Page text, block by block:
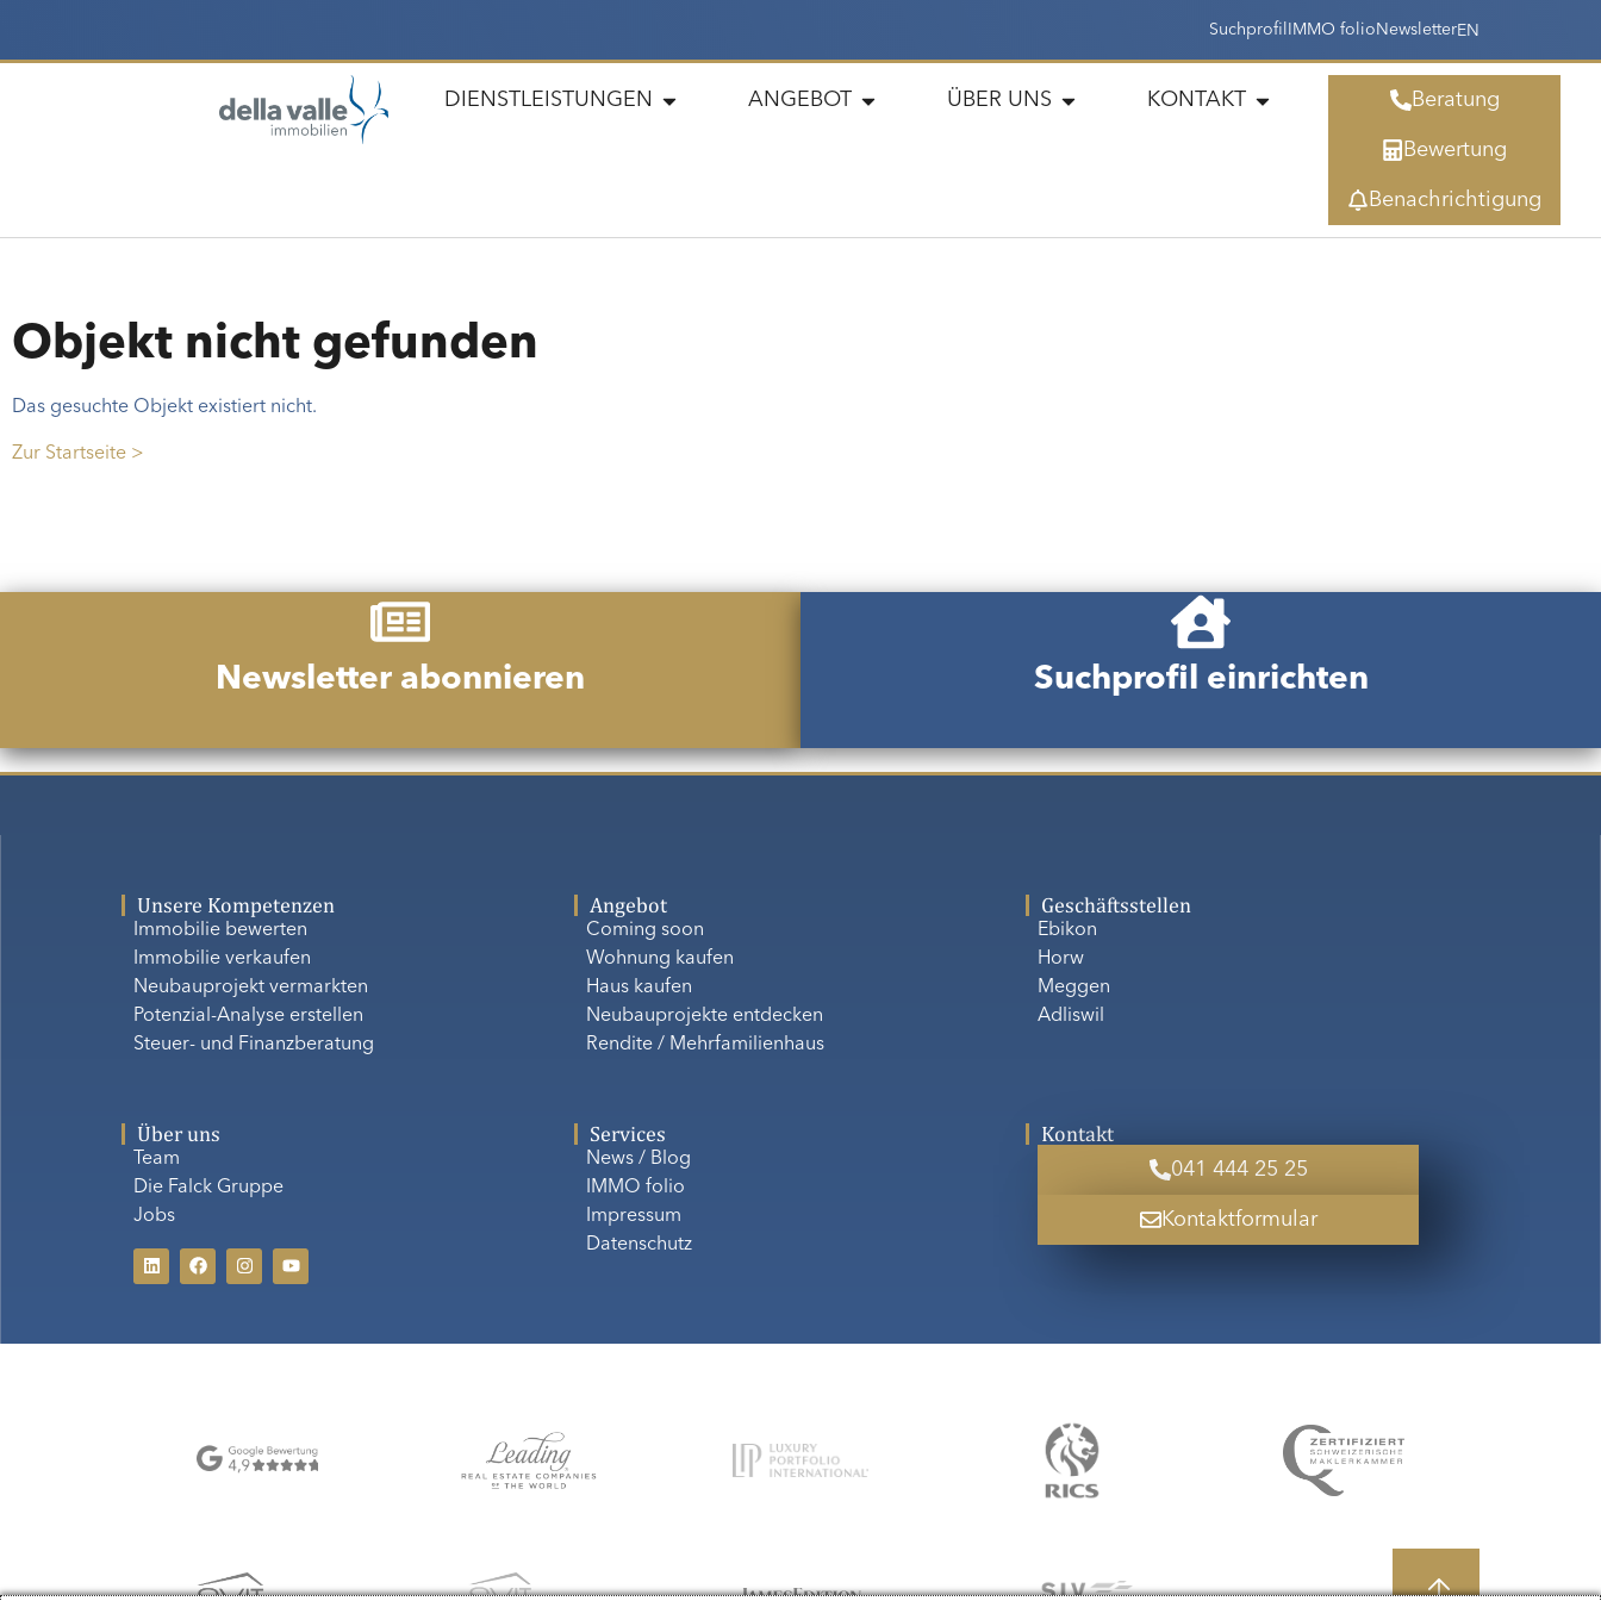
Suchprofil IMMO folio NewsletterEN
DIENSTLEISTUNGEN ANGEBOT ÜBER UNS KONTAKT Beratung
Bewertung
Benachrichtigung
Objekt nicht gefunden
Das gesuchte Objekt existiert nicht.
Zur Startseite >
Newsletter abonnieren Suchprofil einrichten
Unsere Kompetenzen
Immobilie bewerten
Immobilie verkaufen
Neubauprojekt vermarkten
Potenzial-Analyse erstellen
Steuer- und Finanzberatung
Angebot
Coming soon
Wohnung kaufen
Haus kaufen
Neubauprojekte entdecken
Rendite / Mehrfamilienhaus
Geschäftsstellen
Ebikon
Horw
Meggen
Adliswil
Über uns
Team
Die Falck Gruppe
Jobs
Services
News / Blog
IMMO folio
Impressum
Datenschutz
Kontakt
041 444 25 25
Kontaktformular